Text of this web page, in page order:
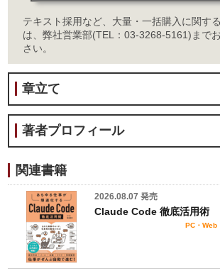
テキスト採用など、大量・一括購入に関す
は、弊社営業部(TEL：03-3268-5161)まで
さい。
章立て
著者プロフィール
関連書籍
2026.08.07 発売
Claude Code 徹底活用術
PC・Web